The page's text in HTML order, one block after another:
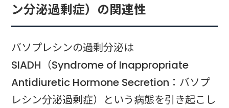
ン分泌過剰症）の関連性
バソプレシンの過剰分泌は
SIADH（Syndrome of Inappropriate
Antidiuretic Hormone Secretion：バソプ
レシン分泌過剰症）という病態を引き起こし